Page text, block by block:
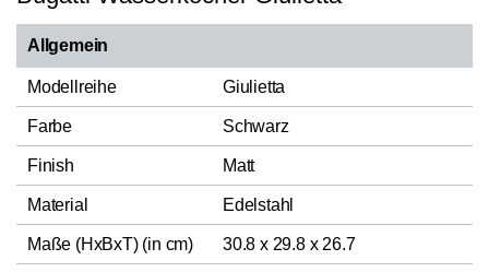
Allgemein
Modellreihe Giulietta
Farbe Schwarz
Finish Matt
Material Edelstahl
Maße (HxBxT) (in cm) 30.8 x 29.8 x 26.7